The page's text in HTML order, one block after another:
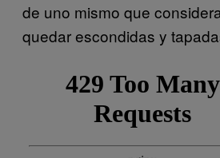
de uno mismo que
quedar escondidas y